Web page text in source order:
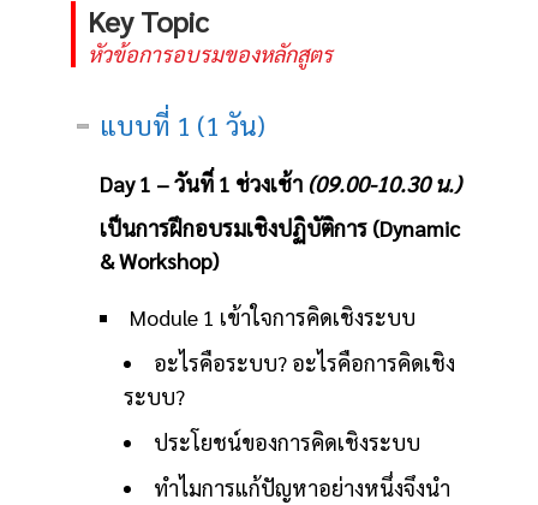
Key Topic
หัวข้อการอบรมของหลักสูตร
แบบที่ 1 (1 วัน)
Day 1 – วันที่ 1 ช่วงเช้า (09.00-10.30 น.)
เป็นการฝึกอบรมเชิงปฏิบัติการ (Dynamic
& Workshop)
Module 1 เข้าใจการคิดเชิงระบบ
อะไรคือระบบ? อะไรคือการคิดเชิง
ระบบ?
ประโยชน์ของการคิดเชิงระบบ
ทำไมการแก้ปัญหาอย่างหนึ่งจึงนำ